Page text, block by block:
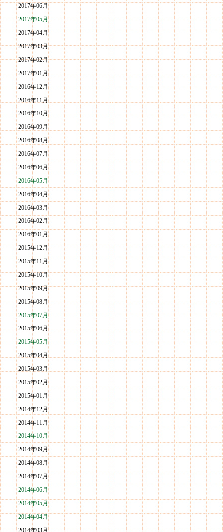
2017年06月
2017年05月
2017年04月
2017年03月
2017年02月
2017年01月
2016年12月
2016年11月
2016年10月
2016年09月
2016年08月
2016年07月
2016年06月
2016年05月
2016年04月
2016年03月
2016年02月
2016年01月
2015年12月
2015年11月
2015年10月
2015年09月
2015年08月
2015年07月
2015年06月
2015年05月
2015年04月
2015年03月
2015年02月
2015年01月
2014年12月
2014年11月
2014年10月
2014年09月
2014年08月
2014年07月
2014年06月
2014年05月
2014年04月
2014年03月